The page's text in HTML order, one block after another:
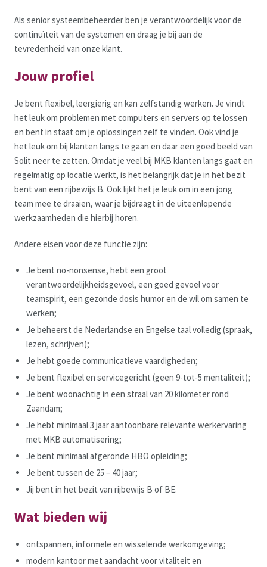
Als senior systeembeheerder ben je verantwoordelijk voor de
continuïteit van de systemen en draag je bij aan de
tevredenheid van onze klant.
Jouw profiel
Je bent flexibel, leergierig en kan zelfstandig werken. Je vindt
het leuk om problemen met computers en servers op te lossen
en bent in staat om je oplossingen zelf te vinden. Ook vind je
het leuk om bij klanten langs te gaan en daar een goed beeld van
Solit neer te zetten. Omdat je veel bij MKB klanten langs gaat en
regelmatig op locatie werkt, is het belangrijk dat je in het bezit
bent van een rijbewijs B. Ook lijkt het je leuk om in een jong
team mee te draaien, waar je bijdraagt in de uiteenlopende
werkzaamheden die hierbij horen.
Andere eisen voor deze functie zijn:
Je bent no-nonsense, hebt een groot
verantwoordelijkheidsgevoel, een goed gevoel voor
teamspirit, een gezonde dosis humor en de wil om samen te
werken;
Je beheerst de Nederlandse en Engelse taal volledig (spraak,
lezen, schrijven);
Je hebt goede communicatieve vaardigheden;
Je bent flexibel en servicegericht (geen 9-tot-5 mentaliteit);
Je bent woonachtig in een straal van 20 kilometer rond
Zaandam;
Je hebt minimaal 3 jaar aantoonbare relevante werkervaring
met MKB automatisering;
Je bent minimaal afgeronde HBO opleiding;
Je bent tussen de 25 – 40 jaar;
Jij bent in het bezit van rijbewijs B of BE.
Wat bieden wij
ontspannen, informele en wisselende werkomgeving;
modern kantoor met aandacht voor vitaliteit en